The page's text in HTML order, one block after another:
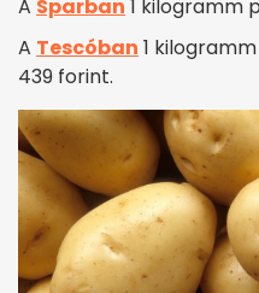
A Sparban 1 kilogramm
A Tescóban 1
439 forint.